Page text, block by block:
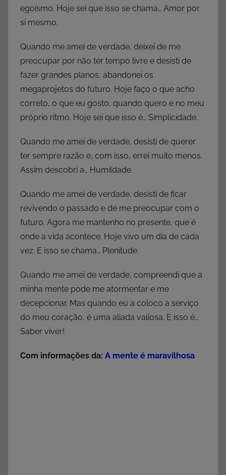
egoísmo. Hoje sei que isso se chama… Amor por
si mesmo.
Quando me amei de verdade, deixei de me
preocupar por não ter tempo livre e desisti de
fazer grandes planos, abandonei os
megaprojetos do futuro. Hoje faço o que acho
correto, o que eu gosto, quando quero e no meu
próprio ritmo. Hoje sei que isso é… Simplicidade.
Quando me amei de verdade, desisti de querer
ter sempre razão e, com isso, errei muito menos.
Assim descobri a… Humildade.
Quando me amei de verdade, desisti de ficar
revivendo o passado e de me preocupar com o
futuro. Agora me mantenho no presente, que é
onde a vida acontece. Hoje vivo um dia de cada
vez. E isso se chama… Plenitude.
Quando me amei de verdade, compreendi que a
minha mente pode me atormentar e me
decepcionar. Mas quando eu a coloco a serviço
do meu coração, é uma aliada valiosa. E isso é…
Saber viver!
Com informações da: A mente é maravilhosa